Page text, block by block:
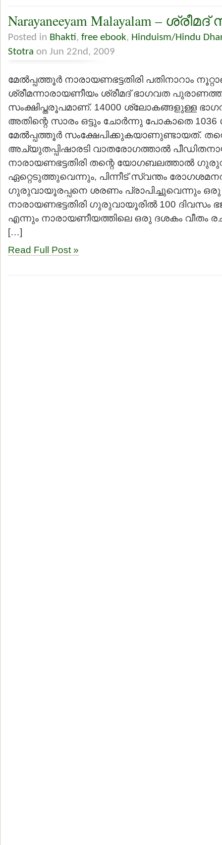
Narayaneeyam Malayalam –
Posted in Bhakti, free ebook, Hinduism/Hindu
Stotra on Jun 22nd, 2009
മേല്‍പ്പത്തൂര്‍ നാരായണഭട്ടതിരി പതിനാറാം
ശ്രീമന്നാരായണീയം ശ്രീമദ് ഭാഗവത
സംക്ഷിപ്തരൂപമാണ്. 14000 ശ്ലോകങ്ങളുള്ള
അതിന്റെ സാരം ഒട്ടും ചോര്‍ന്നു പോകാതെ
മേല്‍പ്പത്തൂര്‍ സംക്ഷേപിക്കുകയാണുണ്ടായത്.
അച്യുതപ്പിഷാരടി വാതരോഗത്താല്‍
നാരായണഭട്ടതിരി തന്റെ യോഗബലത്താല്‍
ഏറ്റെടുത്തുവെന്നും, പിന്നീട് സ്വന്തം
ഗുരുവായൂരപ്പനെ ശരണം പ്രാപിച്ചുവെന്നും
നാരായണഭട്ടതിരി ഗുരുവായൂരില്‍ 100 ദിവസം
എന്നും നാരായണീയത്തിലെ ഒരു ദശകം വീതം
[…]
Read Full Post »